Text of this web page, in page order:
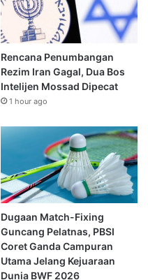
Rencana Penumbangan
Rezim Iran Gagal, Dua Bos
Intelijen Mossad Dipecat
1 hour ago
Dugaan Match-Fixing
Guncang Pelatnas, PBSI
Coret Ganda Campuran
Utama Jelang Kejuaraan
Dunia BWF 2026